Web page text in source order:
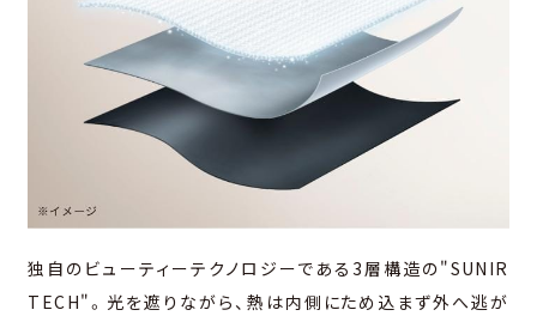
独⾃のビューティーテクノロジーである3層構造の"SUNIR
TECH"。光を遮りながら、熱は内側にため込まず外へ逃が